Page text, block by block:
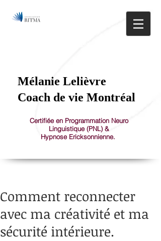
Mélanie Lelièvre
Coach de vie Montréal
Certifiée en Programmation Neuro
Linguistique (PNL) &
Hypnose Ericksonnienne.
Comment reconnecter
avec ma créativité et ma
sécurité intérieure.